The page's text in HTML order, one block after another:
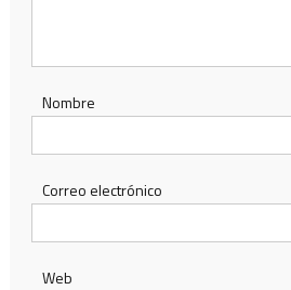
Nombre
Correo electrónico
Web